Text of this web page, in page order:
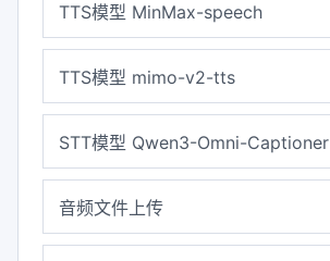
TTS模型 MinMax-speech
TTS模型 mimo-v2-tts
STT模型 Qwen3-Omni-Captioner
音频文件上传